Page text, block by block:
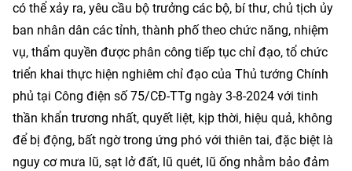
có thể xảy ra, yêu cầu bộ trưởng các bộ, bí thư, chủ tịch ủy
ban nhân dân các tỉnh, thành phố theo chức năng, nhiệm
vụ, thẩm quyền được phân công tiếp tục chỉ đạo, tổ chức
triển khai thực hiện nghiêm chỉ đạo của Thủ tướng Chính
phủ tại Công điện số 75/CĐ-TTg ngày 3-8-2024 với tinh
thần khẩn trương nhất, quyết liệt, kịp thời, hiệu quả, không
để bị động, bất ngờ trong ứng phó với thiên tai, đặc biệt là
nguy cơ mưa lũ, sạt lở đất, lũ quét, lũ ống nhằm bảo đảm